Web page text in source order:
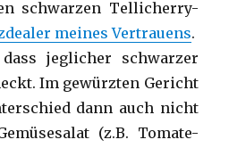
schwarzen Tellicherry-
meines Vertrauens.
jeglicher schwarzer
Im gewürzten Gericht
dann auch nicht
(z.B. Tomate-